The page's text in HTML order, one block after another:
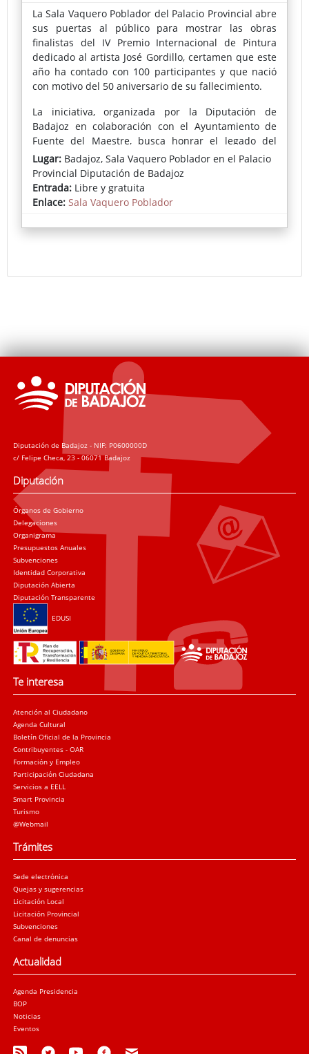
La Sala Vaquero Poblador del Palacio Provincial abre
sus puertas al público para mostrar las obras
finalistas del IV Premio Internacional de Pintura
dedicado al artista José Gordillo, certamen que este
año ha contado con 100 participantes y que nació
con motivo del 50 aniversario de su fallecimiento.
La iniciativa, organizada por la Diputación de
Badajoz en colaboración con el Ayuntamiento de
Fuente del Maestre, busca honrar el legado del
pintor y fomentar la creatividad artística en nuevas
generaciones.
En esta cuarta edición, los ganadores han sido
Gonzalo Romero (Estado de bienestar
Sedano (La nieve y su secreto) y Rubén Fernández
Lugar: Badajoz, Sala Vaquero Poblador en el Palacio
Provincial Diputación de Badajoz
Entrada: Libre y gratuita
Enlace: Sala Vaquero Poblador
Diputación de Badajoz - NIF: P0600000D
c/ Felipe Checa, 23 - 06071 Badajoz
Diputación
Órganos de Gobierno
Delegaciones
Organigrama
Presupuestos Anuales
Subvenciones
Identidad Corporativa
Diputación Abierta
Diputación Transparente
EDUSI
Te interesa
Atención al Ciudadano
Agenda Cultural
Boletín Oficial de la Provincia
Contribuyentes - OAR
Formación y Empleo
Participación Ciudadana
Servicios a EELL
Smart Provincia
Turismo
@Webmail
Trámites
Sede electrónica
Quejas y sugerencias
Licitación Local
Licitación Provincial
Subvenciones
Canal de denuncias
Actualidad
Agenda Presidencia
BOP
Noticias
Eventos